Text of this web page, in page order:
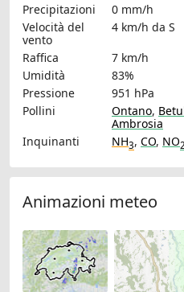
Precipitazioni
0 mm/h
Velocità del
vento
4 km/h da S
Raffica
7 km/h
Umidità
83%
Pressione
951 hPa
Pollini
Ontano,
Ambrosia
Inquinanti
NH3, CO, NO2
Animazioni meteo